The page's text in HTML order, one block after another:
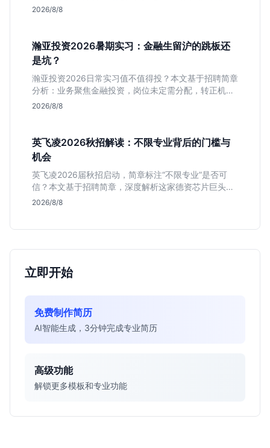
岗位面试节奏，帮应届生判断是否值得投入。
2026/8/8
瀚亚投资2026暑期实习：金融生留沪的跳板还
是坑？
瀚亚投资2026日常实习值不值得投？本文基于招聘简章
分析：业务聚焦金融投资，岗位未定需分配，转正机会
不明确。适合急需上海高含金量实习证明、想接触真实
2026/8/8
英飞凌2026秋招解读：不限专业背后的门槛与
机会
英飞凌2026届秋招启动，简章标注“不限专业”是否可
信？本文基于招聘简章，深度解析这家德资芯片巨头的
行业地位、校招真实门槛及投递策略，助你判断是否值
2026/8/8
立即开始
免费制作简历
AI智能生成，3分钟完成专业简历
高级功能
解锁更多模板和专业功能